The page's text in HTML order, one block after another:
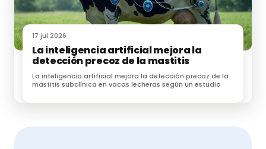
17 jul 2026
La inteligencia artificial mejora la
detección precoz de la mastitis
La inteligencia artificial mejora la detección precoz de la
mastitis subclínica en vacas lecheras según un estudio